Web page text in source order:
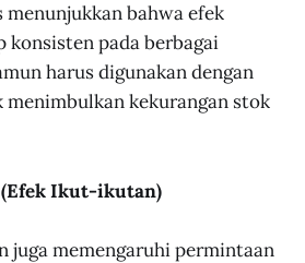
bahwa efek
konsisten pada berbagai
harus digunakan dengan
kekurangan stok
Ikut-ikutan)
juga memengaruhi permintaan